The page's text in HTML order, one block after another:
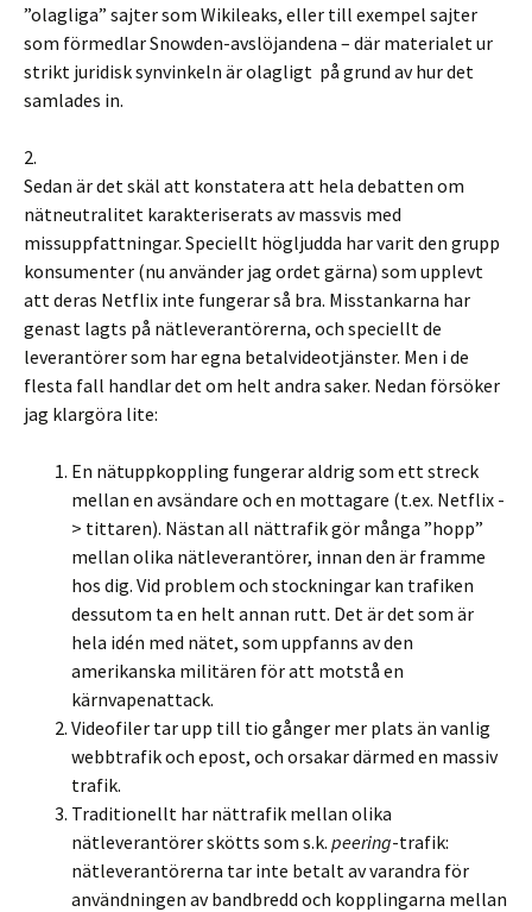
”olagliga” sajter som Wikileaks, eller till exempel sajter
som förmedlar Snowden-avslöjandena – där materialet ur
strikt juridisk synvinkeln är olagligt på grund av hur det
samlades in.
2.
Sedan är det skäl att konstatera att hela debatten om
nätneutralitet karakteriserats av massvis med
missuppfattningar. Speciellt högljudda har varit den grupp
konsumenter (nu använder jag ordet gärna) som upplevt
att deras Netflix inte fungerar så bra. Misstankarna har
genast lagts på nätleverantörerna, och speciellt de
leverantörer som har egna betalvideotjänster. Men i de
flesta fall handlar det om helt andra saker. Nedan försöker
jag klargöra lite:
En nätuppkoppling fungerar aldrig som ett streck
mellan en avsändare och en mottagare (t.ex. Netflix -
> tittaren). Nästan all nättrafik gör många ”hopp”
mellan olika nätleverantörer, innan den är framme
hos dig. Vid problem och stockningar kan trafiken
dessutom ta en helt annan rutt. Det är det som är
hela idén med nätet, som uppfanns av den
amerikanska militären för att motstå en
kärnvapenattack.
Videofiler tar upp till tio gånger mer plats än vanlig
webbtrafik och epost, och orsakar därmed en massiv
trafik.
Traditionellt har nättrafik mellan olika
nätleverantörer skötts som s.k. peering-trafik:
nätleverantörerna tar inte betalt av varandra för
användningen av bandbredd och kopplingarna mellan